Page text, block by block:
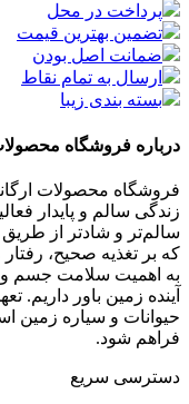
پرداخت در محل
تضمین بهترین قیمت
ضمانت اصل بودن
ارسال به تمام نقاط
بسته بندی زیبا
درباره فروشگاه
فروشگاه محصولات
زندگی سالم و پایدار
سالم‌تر و شادتر از
که بر تغذیه صحیح، رفتار
به اهمیت سلامت جسم و
آینده زمین باور داریم.
حیوانات و سیاره زمین
فراهم شود.
دسترسی سریع